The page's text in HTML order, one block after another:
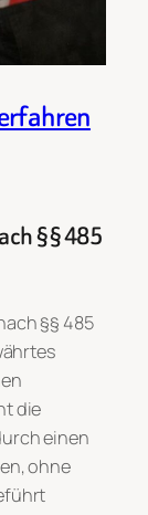
§§ 485
§§ 485
die
einen
ohne